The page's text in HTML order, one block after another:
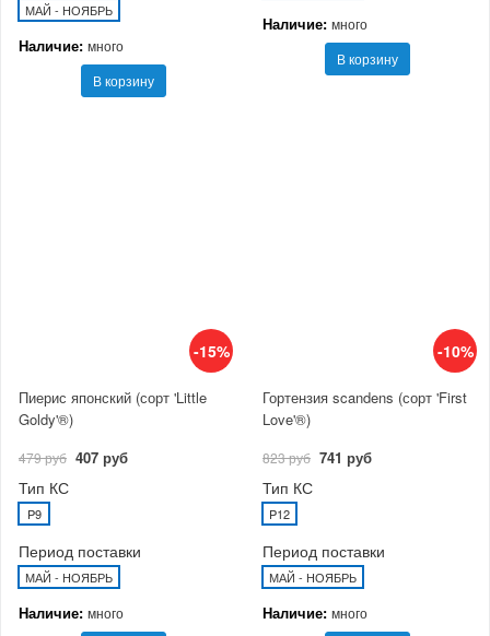
МАЙ - НОЯБРЬ
Наличие: много
В корзину
Наличие: много
В корзину
-15%
Пиерис японский (сорт 'Little
Goldy'®)
479 руб 407 руб
Тип КС
P9
Период поставки
МАЙ - НОЯБРЬ
Наличие: много
-10%
Гортензия scandens (сорт 'First
Love'®)
823 руб 741 руб
Тип КС
P12
Период поставки
МАЙ - НОЯБРЬ
Наличие: много